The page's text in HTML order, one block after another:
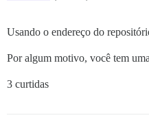
Usando o endereço do
Por algum motivo, você tem
3 curtidas